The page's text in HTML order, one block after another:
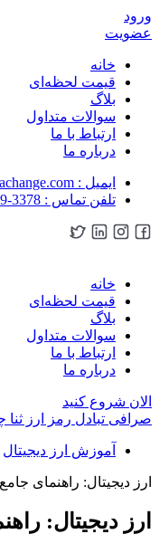
ورود
عضویت
خانه
قیمت لحظه‌ای
بلاگ
سوالات متداول
ارتباط با ما
درباره ما
ایمیل : info@sanachange.com
تلفن تماس : 3378-9109-021
خانه
قیمت لحظه‌ای
بلاگ
سوالات متداول
ارتباط با ما
درباره ما
الان شروع کنید
صرافی تبادل رمز ارز ثنا
آموزش ارز دیجیتال
ارز دیجیتال: راهنمای
ارز دیجیتال: